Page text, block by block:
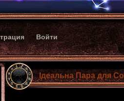
Войти
Ідеальна Пара для